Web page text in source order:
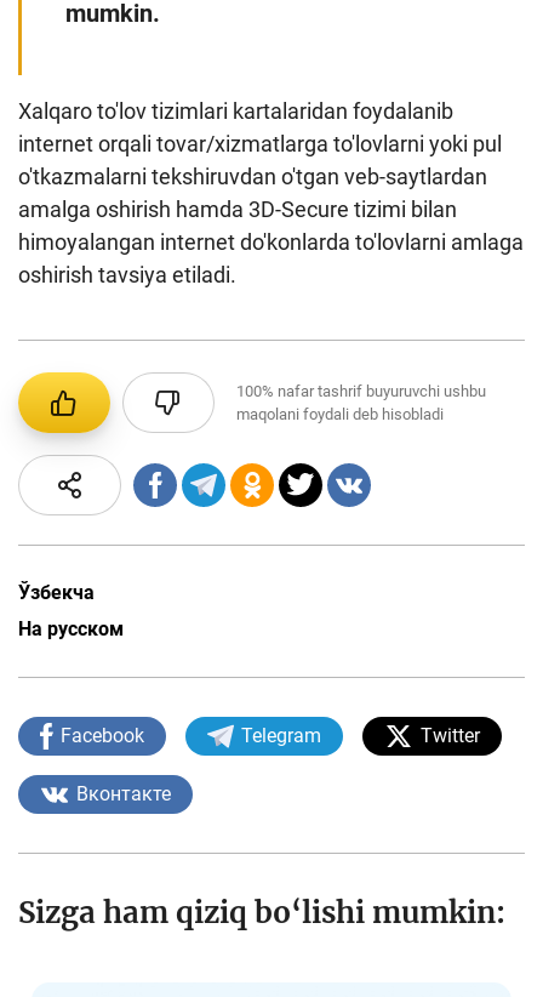
mumkin.
Xalqaro to'lov tizimlari kartalaridan foydalanib
internet orqali tovar/xizmatlarga to'lovlarni yoki pul
o'tkazmalarni tekshiruvdan o'tgan veb-saytlardan
amalga oshirish hamda 3D-Secure tizimi bilan
himoyalangan internet do'konlarda to'lovlarni amlaga
oshirish tavsiya etiladi.
100% nafar tashrif buyuruvchi ushbu
maqolani foydali deb hisobladi
Ўзбекча
На русском
Facebook Telegram Twitter
Вконтакте
Sizga ham qiziq bo‘lishi mumkin: